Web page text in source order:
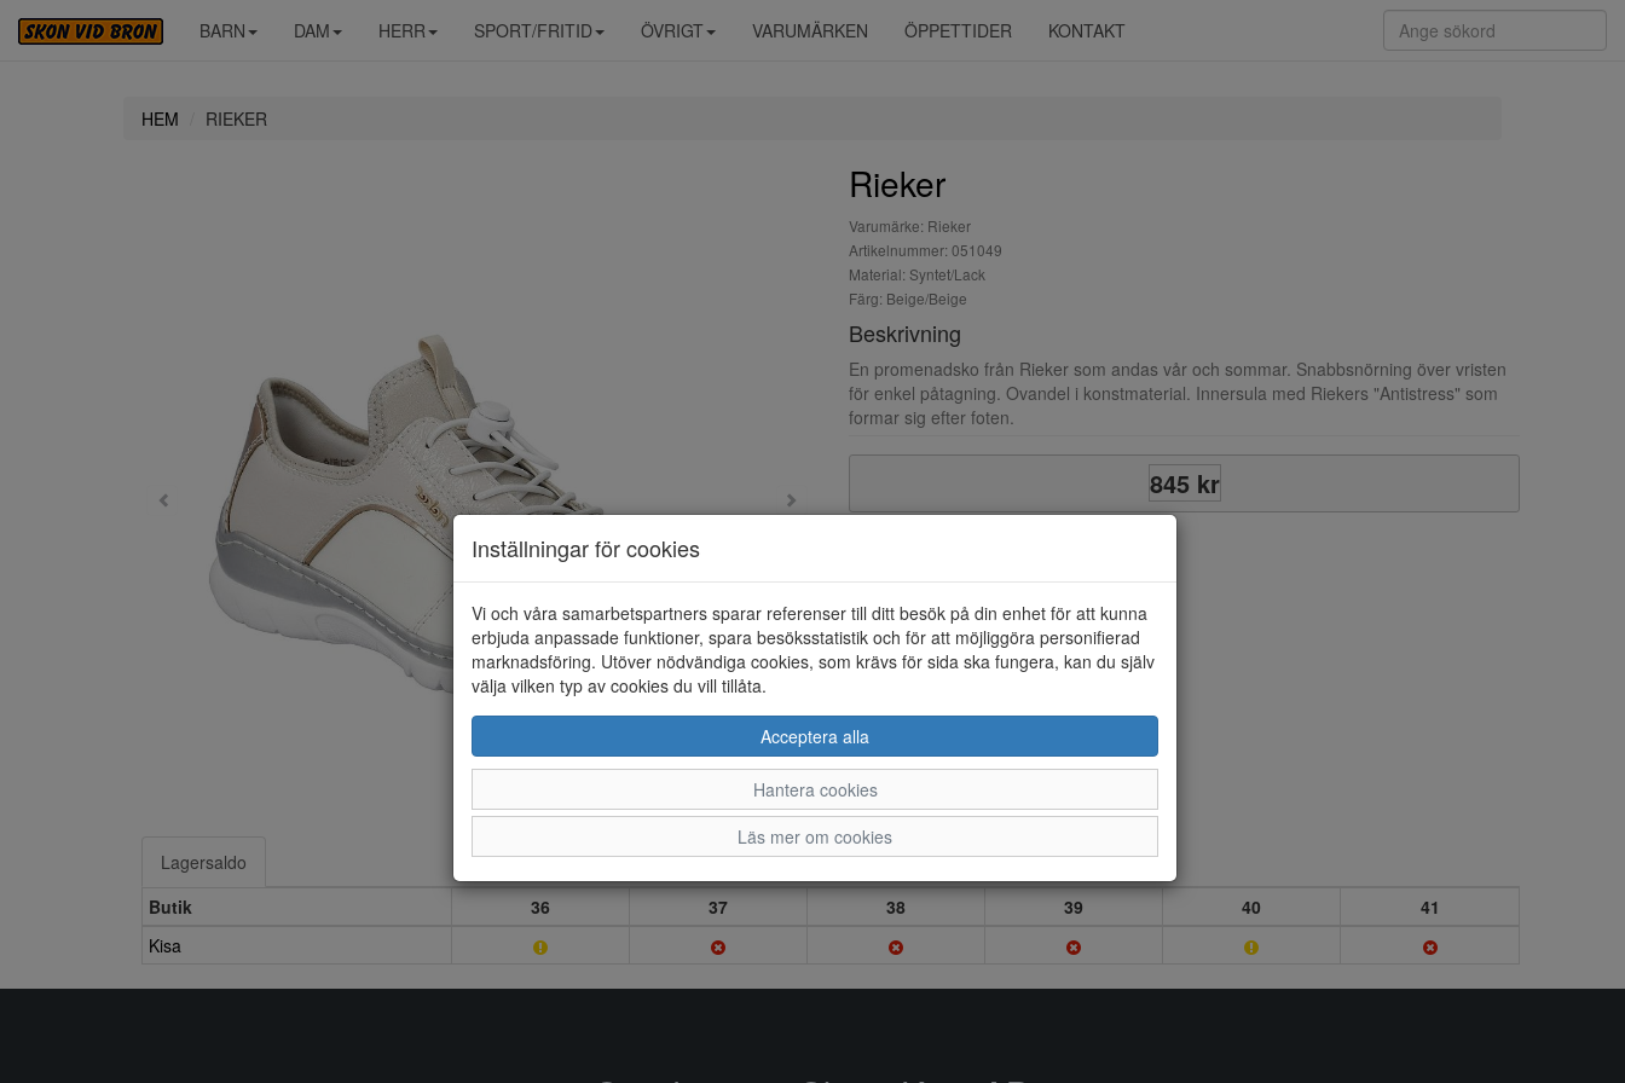
BARN DAM HERR SPORT/FRITID ÖVRIGT VARUMÄRKEN ÖPPETTIDER KONTAKT
HEM RIEKER
Rieker
Varumärke: Rieker
Artikelnummer: 051049
Material: Syntet/Lack
Färg: Beige/Beige
Beskrivning
En promenadsko från Rieker som andas vår och sommar. Snabbsnörning över vristen
för enkel påtagning. Ovandel i konstmaterial. Innersula med Riekers "Antistress" som
formar sig efter foten.
845 kr
Lagersaldo
Butik
36 37 38 39 40
41
Kisa
Inställningar för cookies
Vi och våra samarbetspartners sparar referenser till ditt besök på din enhet för att kunna
erbjuda anpassade funktioner, spara besöksstatistik och för att möjliggöra personifierad
marknadsföring. Utöver nödvändiga cookies, som krävs för sida ska fungera, kan du själv
välja vilken typ av cookies du vill tillåta.
Acceptera alla
Hantera cookies
Läs mer om cookies